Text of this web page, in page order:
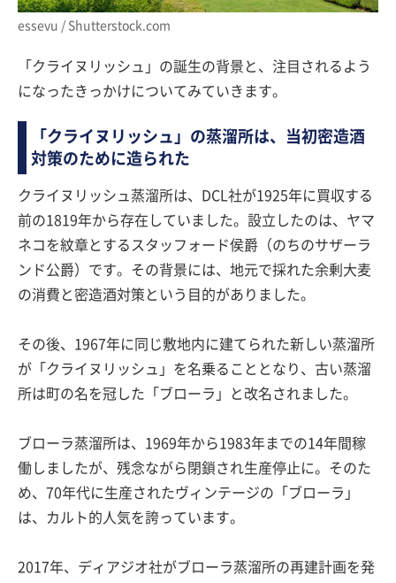
essevu / Shutterstock.com
「クライヌリッシュ」の誕生の背景と、注目されるよう
になったきっかけについてみていきます。
「クライヌリッシュ」の蒸溜所は、当初密造酒
対策のために造られた
クライヌリッシュ蒸溜所は、DCL社が1925年に買収する
前の1819年から存在していました。設立したのは、ヤマ
ネコを紋章とするスタッフォード侯爵（のちのサザーラ
ンド公爵）です。その背景には、地元で採れた余剰大麦
の消費と密造酒対策という目的がありました。
その後、1967年に同じ敷地内に建てられた新しい蒸溜所
が「クライヌリッシュ」を名乗ることとなり、古い蒸溜
所は町の名を冠した「ブローラ」と改名されました。
ブローラ蒸溜所は、1969年から1983年までの14年間稼
働しましたが、残念ながら閉鎖され生産停止に。そのた
め、70年代に生産されたヴィンテージの「ブローラ」
は、カルト的人気を誇っています。
2017年、ディアジオ社がブローラ蒸溜所の再建計画を発